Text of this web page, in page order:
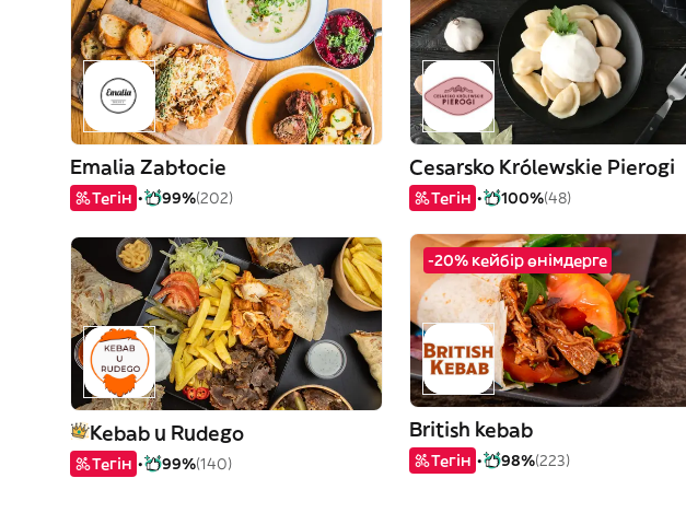
Emalia Zabłocie
Тегін 99%(202)
Cesarsko Królewskie Pierogi
Тегін 100%(48)
Kebab u Rudego
Тегін 99%(140)
-20% кейбір өнімдерге
British kebab
Тегін 98%(223)